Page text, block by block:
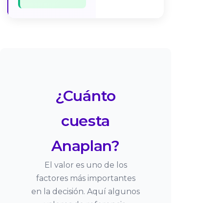
¿Cuánto
cuesta
Anaplan?
El valor es uno de los
factores más importantes
en la decisión. Aquí algunos